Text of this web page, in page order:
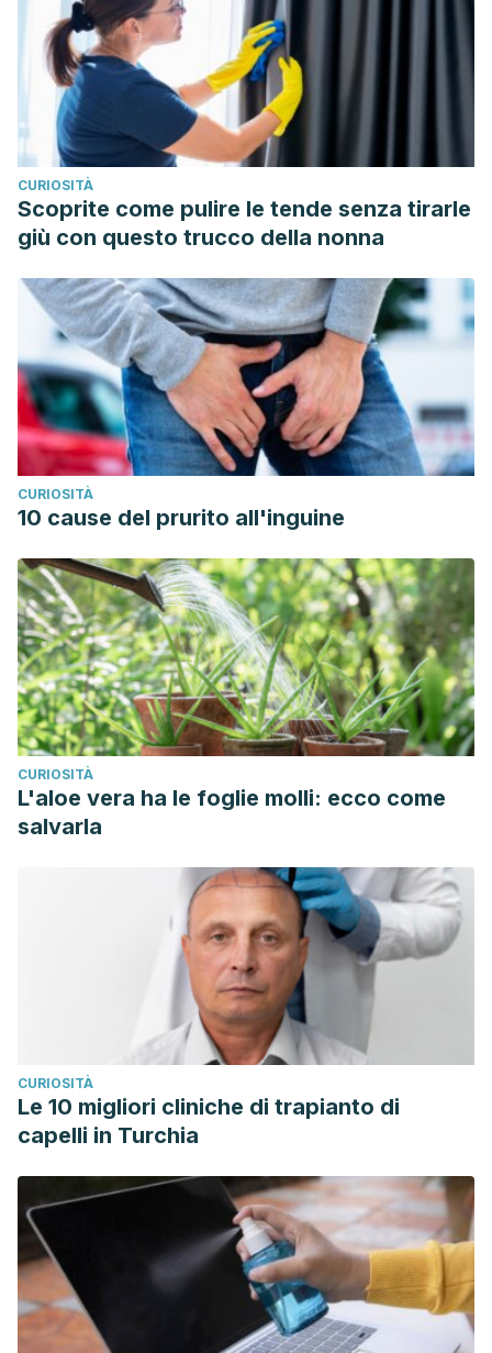
http://scielo.isciii.es/scielo.php?
script=sci_arttext&pid=S1135-57272005000200001
Nilton Custodio., Lira, David. (2018). Los trastornos del
sueño y su compleja relación con las funciones cognitivas.
http://www.scielo.org.pe/scielo.php?
script=sci_arttext&pid=S0034-85972018000100004
VV.AA. (2015).Azúcares adicionados a los alimentos:
efectos en la salud y regulación mundial. Revisión de la
http://www.scielo.org.co/pdf/rfmun/v64n2/v64n2a17.pdf
VV.AA. (2014). Principales daños sanitarios y sociales
relacionados con el consumo de alcohol.
http://scielo.isciii.es/scielo.php?
script=sci_arttext&pid=S1135-57272014000400004
VV.AA. (2017). La autopercepción del estrés psicológico se
asocia con el ataque isquémico transitorio e ictus minor. Un
estudio de casos y controles. https://www.elsevier.es/es-
revista-neurologia-295-avance-resumen-la-
autopercepcion-del-estres-psicologico-
S0213485317303572
CURIOSITÀ
Scoprite come pulire le tende senza tirarle
giù con questo trucco della nonna
CURIOSITÀ
10 cause del prurito all'inguine
CURIOSITÀ
L'aloe vera ha le foglie molli: ecco come
salvarla
CURIOSITÀ
Le 10 migliori cliniche di trapianto di
capelli in Turchia